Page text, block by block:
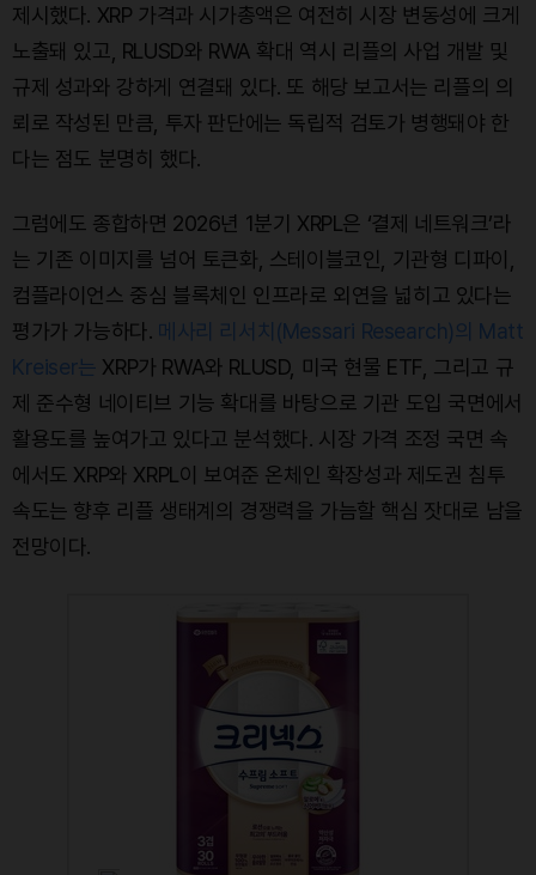
제시했다. XRP 가격과 시가총액은 여전히 시장 변동성에 크게
노출돼 있고, RLUSD와 RWA 확대 역시 리플의 사업 개발 및
규제 성과와 강하게 연결돼 있다. 또 해당 보고서는 리플의 의
뢰로 작성된 만큼, 투자 판단에는 독립적 검토가 병행돼야 한
다는 점도 분명히 했다.
그럼에도 종합하면 2026년 1분기 XRPL은 ‘결제 네트워크’라
는 기존 이미지를 넘어 토큰화, 스테이블코인, 기관형 디파이,
컴플라이언스 중심 블록체인 인프라로 외연을 넓히고 있다는
평가가 가능하다. 메사리 리서치(Messari Research)의 Matt
Kreiser는 XRP가 RWA와 RLUSD, 미국 현물 ETF, 그리고 규
제 준수형 네이티브 기능 확대를 바탕으로 기관 도입 국면에서
활용도를 높여가고 있다고 분석했다. 시장 가격 조정 국면 속
에서도 XRP와 XRPL이 보여준 온체인 확장성과 제도권 침투
속도는 향후 리플 생태계의 경쟁력을 가늠할 핵심 잣대로 남을
전망이다.